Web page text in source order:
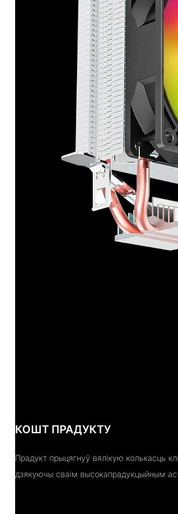
КОШТ ПРАДУКТУ
Прадукт прыцягнуў вялікую колькасць
дзякуючы сваім высокапрадукцыйным